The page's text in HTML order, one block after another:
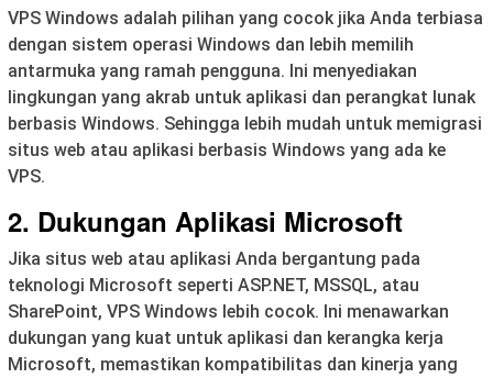
VPS Windows adalah pilihan yang cocok jika Anda terbiasa
dengan sistem operasi Windows dan lebih memilih
antarmuka yang ramah pengguna. Ini menyediakan
lingkungan yang akrab untuk aplikasi dan perangkat lunak
berbasis Windows. Sehingga lebih mudah untuk memigrasi
situs web atau aplikasi berbasis Windows yang ada ke
VPS.
2. Dukungan Aplikasi Microsoft
Jika situs web atau aplikasi Anda bergantung pada
teknologi Microsoft seperti ASP.NET, MSSQL, atau
SharePoint, VPS Windows lebih cocok. Ini menawarkan
dukungan yang kuat untuk aplikasi dan kerangka kerja
Microsoft, memastikan kompatibilitas dan kinerja yang